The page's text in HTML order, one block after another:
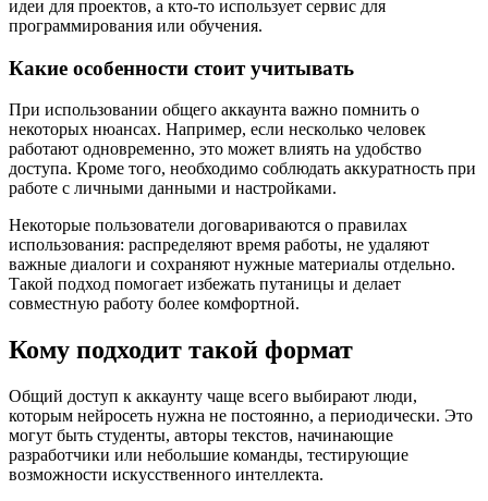
идеи для проектов, а кто-то использует сервис для
программирования или обучения.
Какие особенности стоит учитывать
При использовании общего аккаунта важно помнить о
некоторых нюансах. Например, если несколько человек
работают одновременно, это может влиять на удобство
доступа. Кроме того, необходимо соблюдать аккуратность при
работе с личными данными и настройками.
Некоторые пользователи договариваются о правилах
использования: распределяют время работы, не удаляют
важные диалоги и сохраняют нужные материалы отдельно.
Такой подход помогает избежать путаницы и делает
совместную работу более комфортной.
Кому подходит такой формат
Общий доступ к аккаунту чаще всего выбирают люди,
которым нейросеть нужна не постоянно, а периодически. Это
могут быть студенты, авторы текстов, начинающие
разработчики или небольшие команды, тестирующие
возможности искусственного интеллекта.